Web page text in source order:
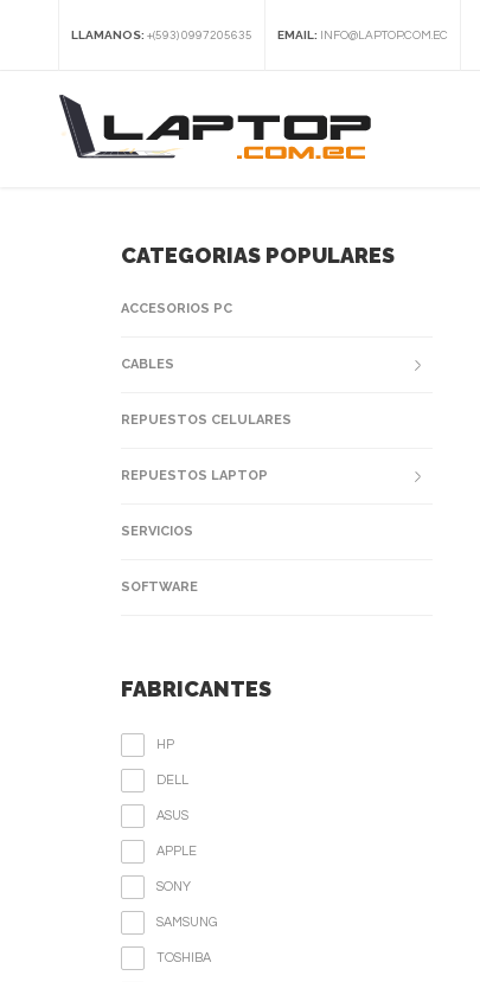
LLAMANOS: +(593) 0997205635 EMAIL: INFO@LAPTOP.COM.EC
CATEGORIAS POPULARES
ACCESORIOS PC
CABLES
REPUESTOS CELULARES
REPUESTOS LAPTOP
SERVICIOS
SOFTWARE
FABRICANTES
HP
DELL
ASUS
APPLE
SONY
SAMSUNG
TOSHIBA